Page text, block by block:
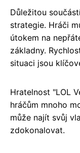
Důležitou
strategie. Hráči
útokem na
základny.
situaci jsou
Hratelnost "LOL
hráčům mnoho
může najít svůj
zdokonalovat.